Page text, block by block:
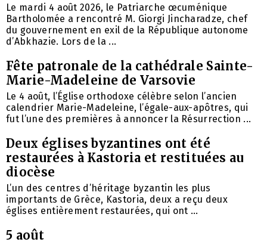
Le mardi 4 août 2026, le Patriarche œcuménique
Bartholomée a rencontré M. Giorgi Jincharadze, chef
du gouvernement en exil de la République autonome
d’Abkhazie. Lors de la ...
Fête patronale de la cathédrale Sainte-
Marie-Madeleine de Varsovie
Le 4 août, l’Église orthodoxe célèbre selon l’ancien
calendrier Marie-Madeleine, l’égale-aux-apôtres, qui
fut l’une des premières à annoncer la Résurrection ...
Deux églises byzantines ont été
restaurées à Kastoria et restituées au
diocèse
L’un des centres d’héritage byzantin les plus
importants de Grèce, Kastoria, deux a reçu deux
églises entièrement restaurées, qui ont ...
5 août